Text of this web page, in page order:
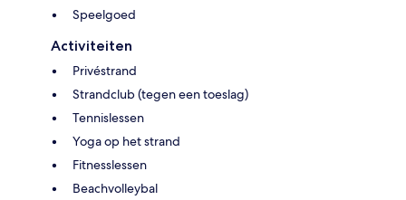
Speelgoed
Activiteiten
Privéstrand
Strandclub (tegen een toeslag)
Tennislessen
Yoga op het strand
Fitnesslessen
Beachvolleybal